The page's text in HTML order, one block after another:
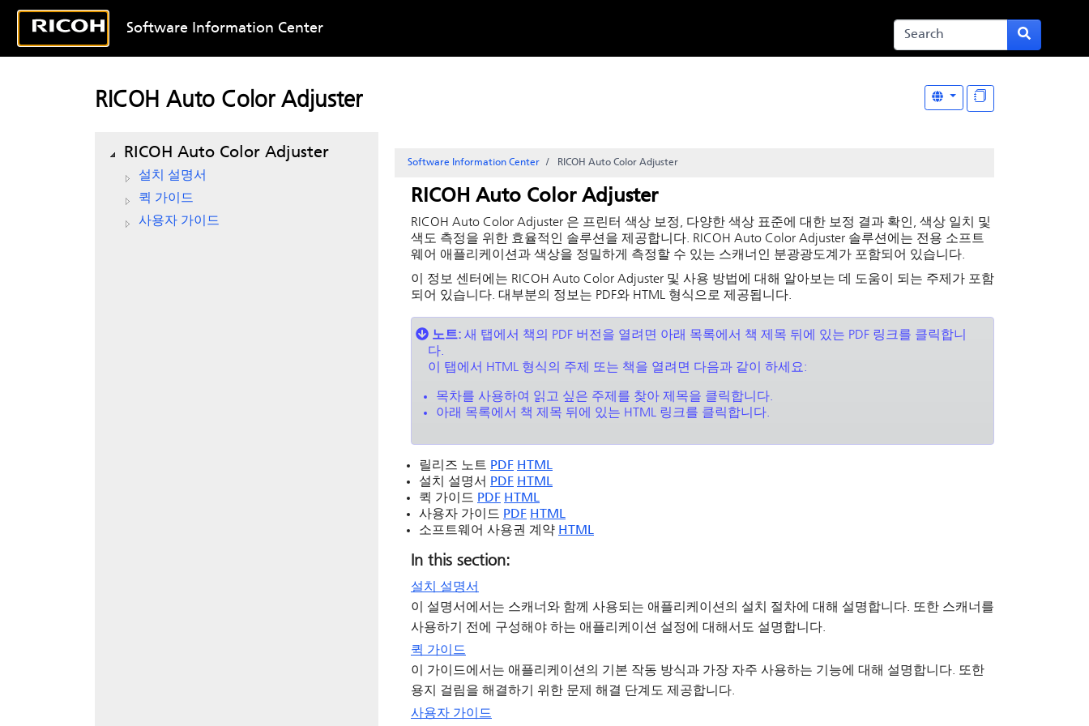
Software Information Center
RICOH Auto Color Adjuster
RICOH Auto Color Adjuster
설치 설명서
퀵 가이드
사용자 가이드
Software Information Center RICOH Auto Color Adjuster
RICOH Auto Color Adjuster
RICOH Auto Color Adjuster 은 프린터 색상 보정, 다양한 색상 표준에 대한 보정 결과 확인, 색상 일치 및
색도 측정을 위한 효율적인 솔루션을 제공합니다. RICOH Auto Color Adjuster 솔루션에는 전용 소프트
웨어 애플리케이션과 색상을 정밀하게 측정할 수 있는 스캐너인 분광광도계가 포함되어 있습니다.
이 정보 센터에는 RICOH Auto Color Adjuster 및 사용 방법에 대해 알아보는 데 도움이 되는 주제가 포함
되어 있습니다. 대부분의 정보는 PDF와 HTML 형식으로 제공됩니다.
노트: 새 탭에서 책의 PDF 버전을 열려면 아래 목록에서 책 제목 뒤에 있는 PDF 링크를 클릭합니
다.
이 탭에서 HTML 형식의 주제 또는 책을 열려면 다음과 같이 하세요:
목차를 사용하여 읽고 싶은 주제를 찾아 제목을 클릭합니다.
아래 목록에서 책 제목 뒤에 있는 HTML 링크를 클릭합니다.
릴리즈 노트 PDF HTML
설치 설명서
PDF HTML
퀵 가이드 PDF HTML
사용자 가이드 PDF HTML
소프트웨어 사용권 계약 HTML
In this section:
설치 설명서
이 설명서에서는 스캐너와 함께 사용되는 애플리케이션의 설치 절차에 대해 설명합니다. 또한 스캐너를
사용하기 전에 구성해야 하는 애플리케이션 설정에 대해서도 설명합니다.
퀵 가이드
이 가이드에서는 애플리케이션의 기본 작동 방식과 가장 자주 사용하는 기능에 대해 설명합니다. 또한
용지 걸림을 해결하기 위한 문제 해결 단계도 제공합니다.
사용자 가이드